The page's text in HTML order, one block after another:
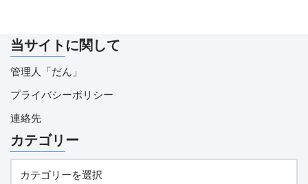
当サイトに関して
管理人「だん」
プライバシーポリシー
連絡先
カテゴリー